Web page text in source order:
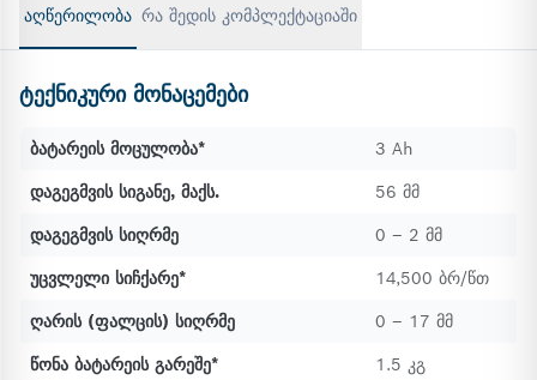
აღწერილობა რა შედის კომპლექტაციაში
ტექნიკური მონაცემები
ბატარეის მოცულობა*
3 Ah
დაგეგმვის სიგანე, მაქს.
56 მმ
დაგეგმვის სიღრმე
0 – 2 მმ
უცვლელი სიჩქარე*
14,500 ბრ/წთ
ღარის (ფალცის) სიღრმე
0 – 17 მმ
წონა ბატარეის გარეშე*
1.5 კგ